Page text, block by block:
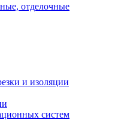
отделочные
и изоляции
систем